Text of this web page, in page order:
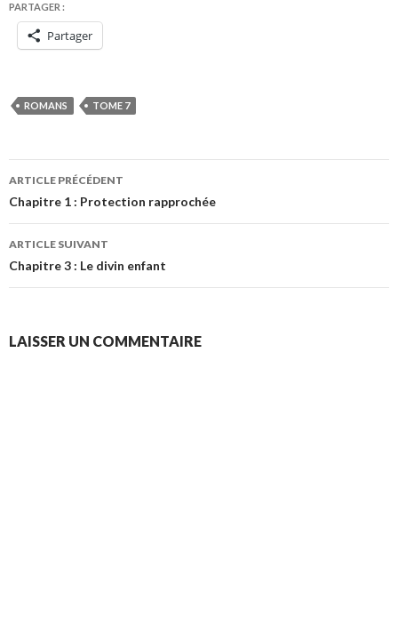
PARTAGER :
Partager
ROMANS TOME 7
Navigation
des
articles
ARTICLE PRÉCÉDENT
Chapitre 1 : Protection rapprochée
ARTICLE SUIVANT
Chapitre 3 : Le divin enfant
LAISSER UN COMMENTAIRE